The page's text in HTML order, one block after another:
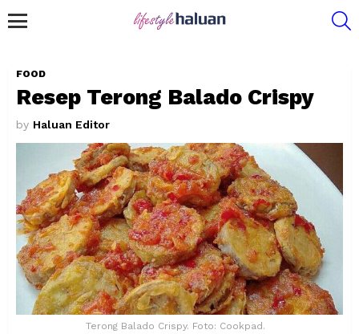
FOOD
Resep Terong Balado Crispy
by Haluan Editor
Terong Balado Crispy. Foto: Cookpad.